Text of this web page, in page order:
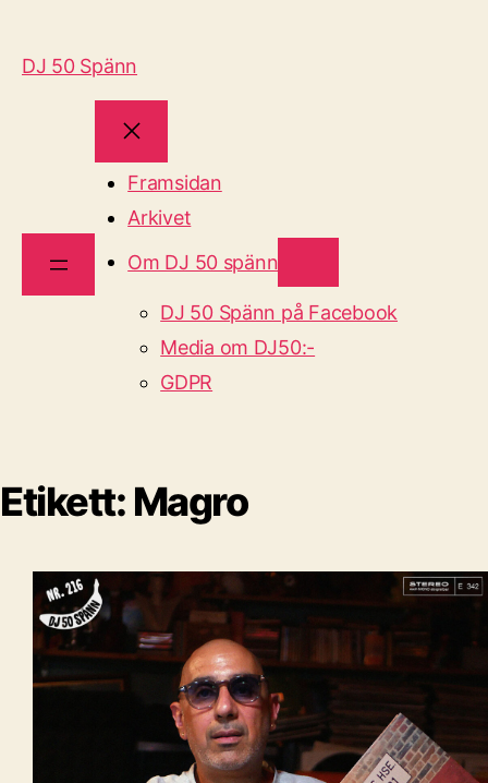
DJ 50 Spänn
Framsidan
Arkivet
Om DJ 50 spänn
DJ 50 Spänn på Facebook
Media om DJ50:-
GDPR
Etikett: Magro